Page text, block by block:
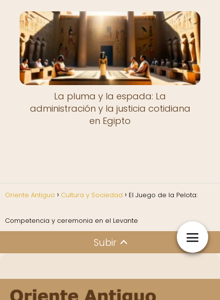
La pluma y la espada: La
administración y la justicia cotidiana
en Egipto
Oriente Antiguo Cultura y Sociedad El Juego de la Pelota:
Competencia y ceremonia en el Levante
Subir